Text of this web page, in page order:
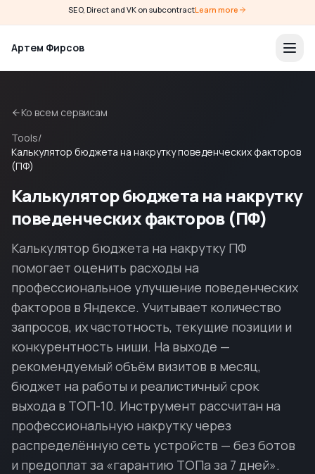
SEO, Direct and VK on subcontractLearn more
Артем Фирсов
Ко всем сервисам
Tools/
Калькулятор бюджета на накрутку поведенческих факторов
(ПФ)
Калькулятор бюджета на накрутку
поведенческих факторов (ПФ)
Калькулятор бюджета на накрутку ПФ
помогает оценить расходы на
профессиональное улучшение поведенческих
факторов в Яндексе. Учитывает количество
запросов, их частотность, текущие позиции и
конкурентность ниши. На выходе —
рекомендуемый объём визитов в месяц,
бюджет на работы и реалистичный срок
выхода в ТОП-10. Инструмент рассчитан на
профессиональную накрутку через
распределённую сеть устройств — без ботов
и предоплат за «гарантию ТОПа за 7 дней».